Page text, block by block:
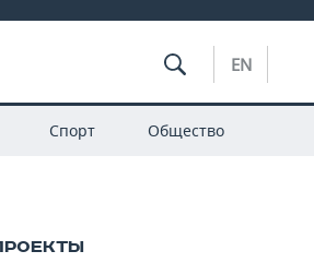
EN
Спорт Общество